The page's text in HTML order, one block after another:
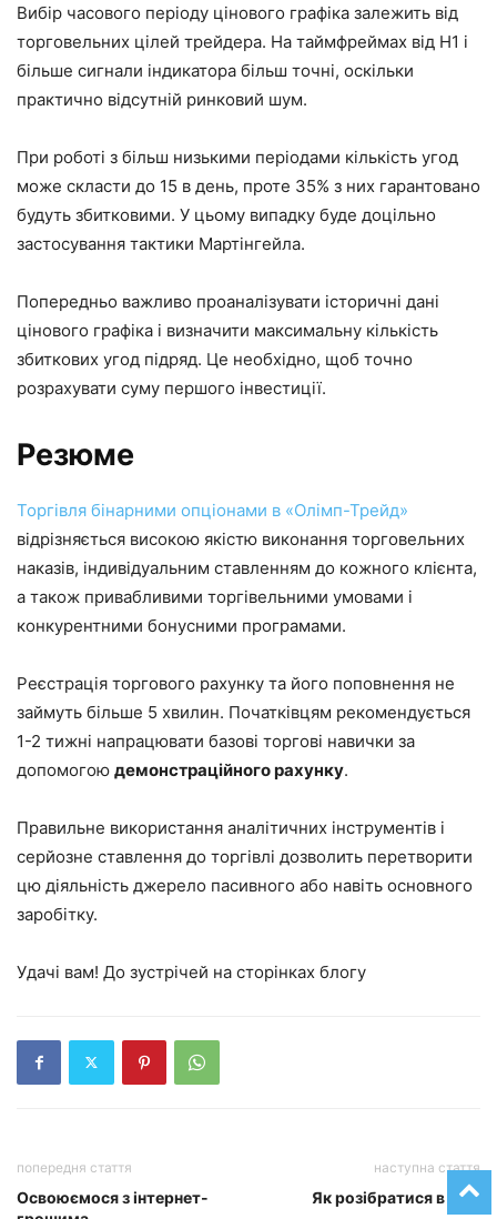
Вибір часового періоду цінового графіка залежить від
торговельних цілей трейдера. На таймфреймах від Н1 і
більше сигнали індикатора більш точні, оскільки
практично відсутній ринковий шум.
При роботі з більш низькими періодами кількість угод
може скласти до 15 в день, проте 35% з них гарантовано
будуть збитковими. У цьому випадку буде доцільно
застосування тактики Мартінгейла.
Попередньо важливо проаналізувати історичні дані
цінового графіка і визначити максимальну кількість
збиткових угод підряд. Це необхідно, щоб точно
розрахувати суму першого інвестиції.
Резюме
Торгівля бінарними опціонами в «Олімп-Трейд»
відрізняється високою якістю виконання торговельних
наказів, індивідуальним ставленням до кожного клієнта,
а також привабливими торгівельними умовами і
конкурентними бонусними програмами.
Реєстрація торгового рахунку та його поповнення не
займуть більше 5 хвилин. Початківцям рекомендується
1-2 тижні напрацювати базові торгові навички за
допомогою демонстраційного рахунку.
Правильне використання аналітичних інструментів і
серйозне ставлення до торгівлі дозволить перетворити
цю діяльність джерело пасивного або навіть основного
заробітку.
Удачі вам! До зустрічей на сторінках блогу
попередня стаття
Освоюємося з інтернет-
наступна стаття
Як розібратися в CSS